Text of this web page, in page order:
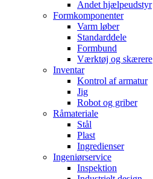
Andet hjælpeudstyr
Formkomponenter
Varm løber
Standarddele
Formbund
Værktøj og skærere
Inventar
Kontrol af armatur
Jig
Robot og griber
Råmateriale
Stål
Plast
Ingredienser
Ingeniørservice
Inspektion